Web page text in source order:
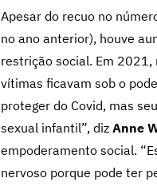
Apesar do recuo no
no ano anterior), houve
restrição social. Em 2021,
vítimas ficavam sob o
proteger do Covid, mas
sexual infantil”, diz Anne
empoderamento social.
nervoso porque pode ter